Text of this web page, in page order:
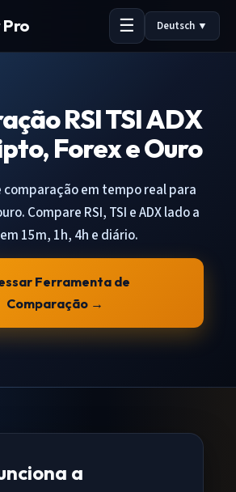
Pro Deutsch ▼
RSI TSI ADX
Forex e Ouro
em tempo real para
Compare RSI, TSI e ADX lado a
15m, 1h, 4h e diário.
Ferramenta de
Comparação →
a